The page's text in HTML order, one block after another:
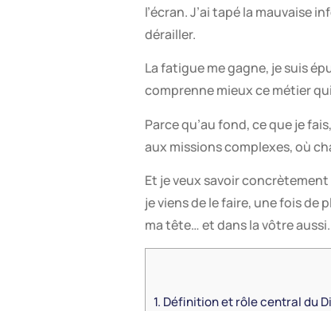
l’écran. J’ai tapé la mauvaise
dérailler.
La fatigue me gagne, je suis
comprenne mieux ce métier
Parce qu’au fond, ce que je
aux missions complexes, où
Et je veux savoir
je viens de le faire, une fois
ma tête… et dans la vôtre aussi.
1. Définition et rôle central du